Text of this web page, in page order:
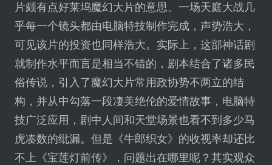
片颇有点好莱坞魔幻大片的意思。一场天庭大战几
乎每一个镜头都由电脑特技制作完成，声势浩大，
可见该片的投资也同样浩大。实际上，这部神话剧
就制作水平而言是相当不错的，剧本结合了诸多民
俗传说，引入了魔幻大片常用政协势不两立的结
构，并从中勾落一段凄美绝伦的爱情故事，电脑特
技广泛应用，剧中人间和天堂场景也看不到多少马
虎凑数的纰漏。但是《牛郎织女》的收视率却还比
不上《宝莲灯前传》，问题出在哪里呢？其实观众